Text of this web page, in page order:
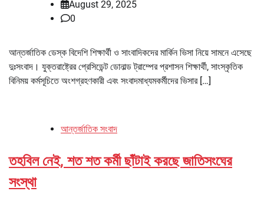
August 29, 2025
0
আন্তর্জাতিক ডেস্ক বিদেশি শিক্ষার্থী ও সাংবাদিকদের মার্কিন ভিসা নিয়ে সামনে এসেছে
দুঃসংবাদ। যুক্তরাষ্ট্রের প্রেসিডেন্ট ডোনাল্ড ট্রাম্পের প্রশাসন শিক্ষার্থী, সাংস্কৃতিক
বিনিময় কর্মসূচিতে অংশগ্রহণকারী এবং সংবাদমাধ্যমকর্মীদের ভিসার […]
আন্তর্জাতিক সংবাদ
তহবিল নেই, শত শত কর্মী ছাঁটাই করছে জাতিসংঘের
সংস্থা